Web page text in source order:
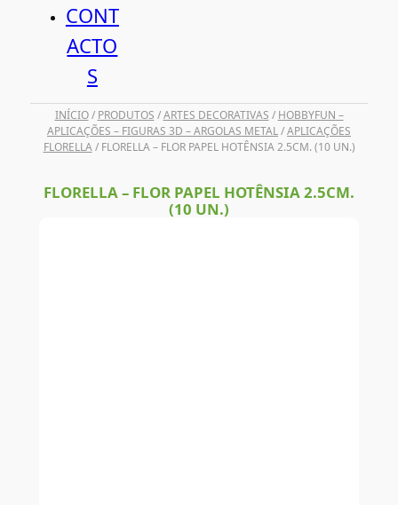
CONT
ACTO
S
INÍCIO/ PRODUTOS /ARTES DECORATIVAS / HOBBYFUN –
APLICAÇÕES – FIGURAS 3D – ARGOLAS METAL/APLICAÇÕES
FLORELLA/ FLORELLA – FLOR PAPEL HOTÊNSIA 2.5CM. (10 UN.)
FLORELLA – FLOR PAPEL HOTÊNSIA 2.5CM.
(10 UN.)